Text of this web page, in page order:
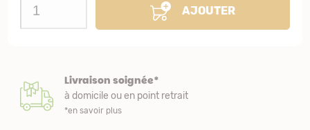
AJOUTER
Livraison soignée*
à domicile ou en point retrait
*en savoir plus